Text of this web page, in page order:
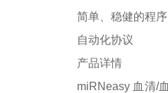
简单、稳健的程序
自动化协议
产品详情
miRNeasy 血清/